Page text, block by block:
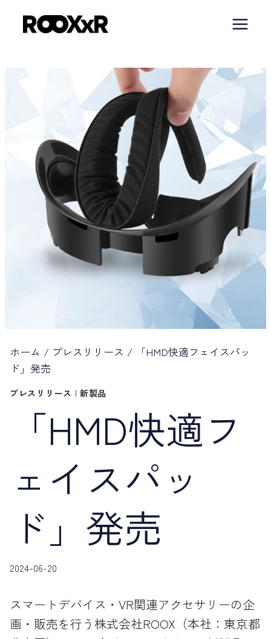
ホーム / プレスリリース /
「HMD快適フェイスパッ
ド」発売
プレスリリース |新製品
「HMD快適フ
ェイスパッ
ド」発売
2024-06-20
スマートデバイス・VR関連アクセサリーの企
画・販売を行う株式会社ROOX（本社：東京都